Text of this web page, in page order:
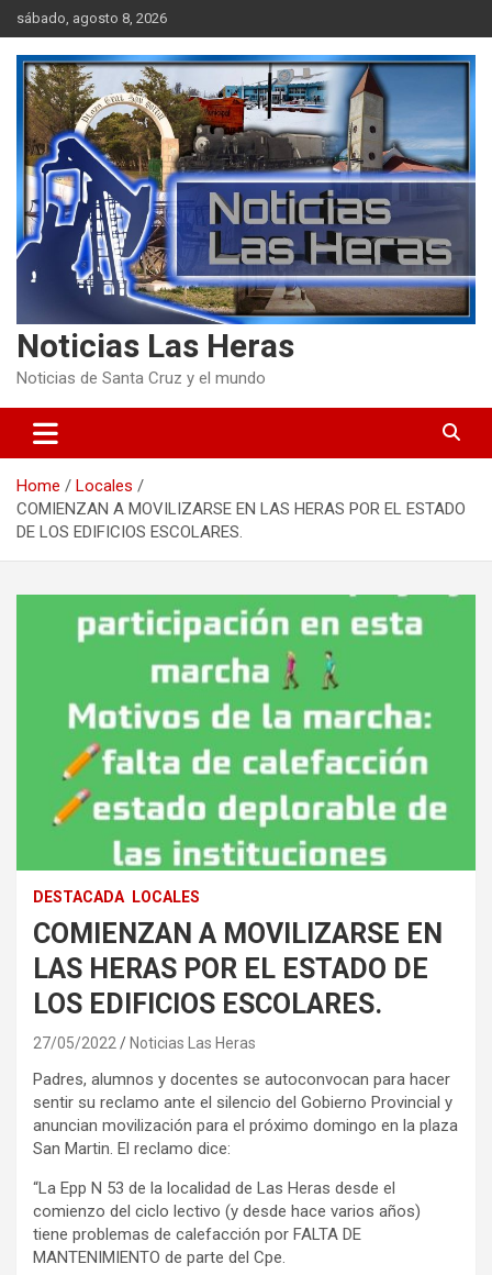
Skip
to
content
sábado, agosto 8, 2026
Noticias Las Heras
Noticias de Santa Cruz y el mundo
Home
Locales
COMIENZAN A MOVILIZARSE EN LAS HERAS POR EL ESTADO
DE LOS EDIFICIOS ESCOLARES.
DESTACADA LOCALES
COMIENZAN A MOVILIZARSE EN
LAS HERAS POR EL ESTADO DE
LOS EDIFICIOS ESCOLARES.
27/05/2022 Noticias Las Heras
Padres, alumnos y docentes se autoconvocan para hacer
sentir su reclamo ante el silencio del Gobierno Provincial y
anuncian movilización para el próximo domingo en la plaza
San Martin. El reclamo dice:
“La Epp N 53 de la localidad de Las Heras desde el
comienzo del ciclo lectivo (y desde hace varios años)
tiene problemas de calefacción por FALTA DE
MANTENIMIENTO de parte del Cpe.